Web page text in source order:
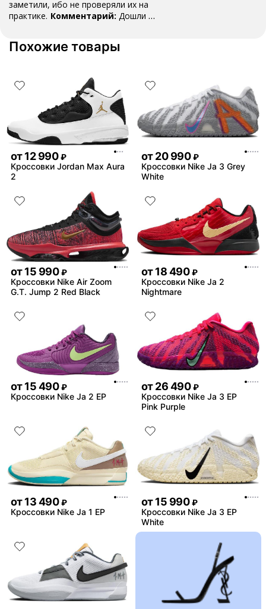
заметили, ибо не проверяли их на
практике. Комментарий: Дошли за
Похожие товары
от12 990 ₽
Кроссовки Jordan Max Aura
2
от20 990 ₽
Кроссовки Nike Ja 3 Grey
White
от15 990 ₽
Кроссовки Nike Air Zoom
G.T. Jump 2 Red Black
от18 490 ₽
Кроссовки Nike Ja 2
Nightmare
от15 490 ₽
Кроссовки Nike Ja 2 EP
от26 490 ₽
Кроссовки Nike Ja 3 EP
Pink Purple
от13 490 ₽
Кроссовки Nike Ja 1 EP
от15 990 ₽
Кроссовки Nike Ja 3 EP
White